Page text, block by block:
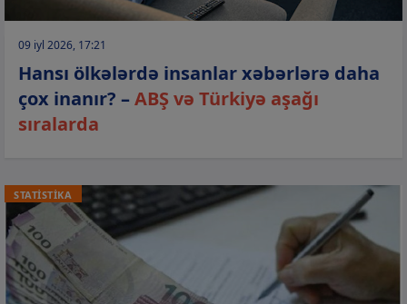
09 iyl 2026, 17:21
Hansı ölkələrdə insanlar xəbərlərə daha
çox inanır? –ABŞ və Türkiyə aşağı
sıralarda
STATİSTİKA